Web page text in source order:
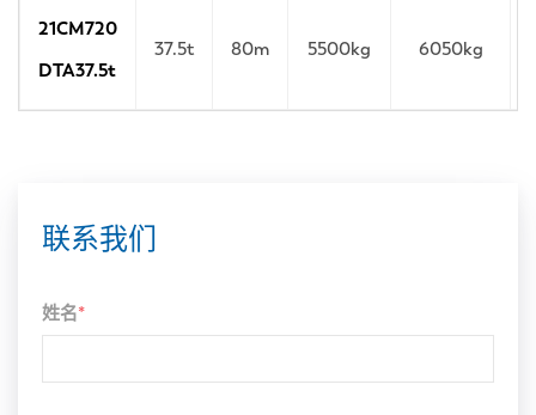
21CM720
DTA37.5t
37.5t 80m 5500kg 6050kg
联系我们
姓名*